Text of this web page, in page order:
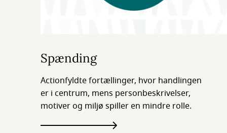
Spænding
Actionfyldte fortællinger, hvor handlingen
er i centrum, mens personbeskrivelser,
motiver og miljø spiller en mindre rolle.